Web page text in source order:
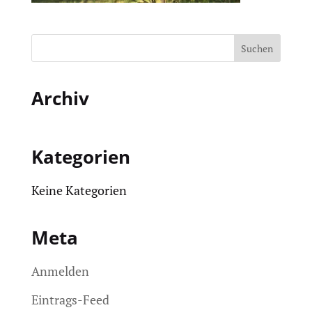
Archiv
Kategorien
Keine Kategorien
Meta
Anmelden
Eintrags-Feed